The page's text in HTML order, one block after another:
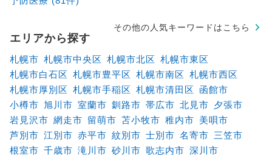
その他の人気キーワードはこちら
エリアから探す
札幌市 札幌市中央区 札幌市北区 札幌市東区
札幌市白石区 札幌市豊平区 札幌市南区 札幌市西区
札幌市厚別区 札幌市手稲区 札幌市清田区
函館市
小樽市 旭川市 室蘭市 釧路市 帯広市 北見市 夕張市
岩見沢市 網走市 留萌市 苫小牧市 稚内市 美唄市
芦別市 江別市 赤平市 紋別市 士別市 名寄市 三笠市
根室市 千歳市 滝川市 砂川市 歌志内市 深川市